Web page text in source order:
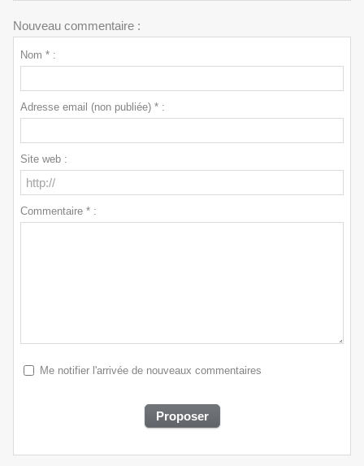
Nouveau commentaire :
Nom * :
Adresse email (non publiée) * :
Site web :
Commentaire * :
Me notifier l'arrivée de nouveaux commentaires